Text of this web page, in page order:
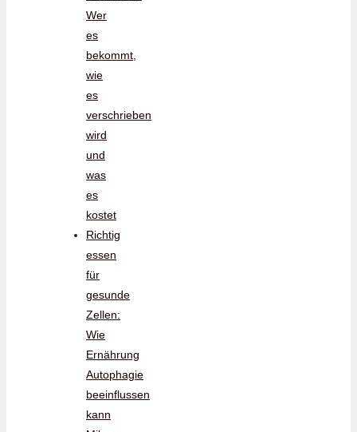
Wer
es
bekommt,
wie
es
verschrieben
wird
und
was
es
kostet
Richtig
essen
für
gesunde
Zellen:
Wie
Ernährung
Autophagie
beeinflussen
kann